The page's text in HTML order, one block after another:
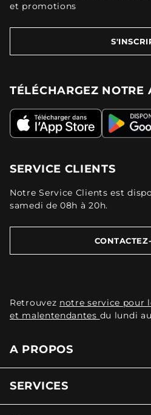
et promotions
TÉLÉCHARGEZ NOTRE
SERVICE CLIENTS
Notre Service Clients est
samedi de 08h à 20h.
Retrouvez notre service pour
et malentendantes du lundi
A PROPOS
SERVICES